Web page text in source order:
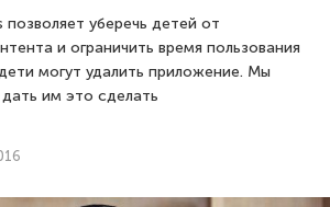
позволяет уберечь детей от
и ограничить время пользования
могут удалить приложение. Мы
им это сделать